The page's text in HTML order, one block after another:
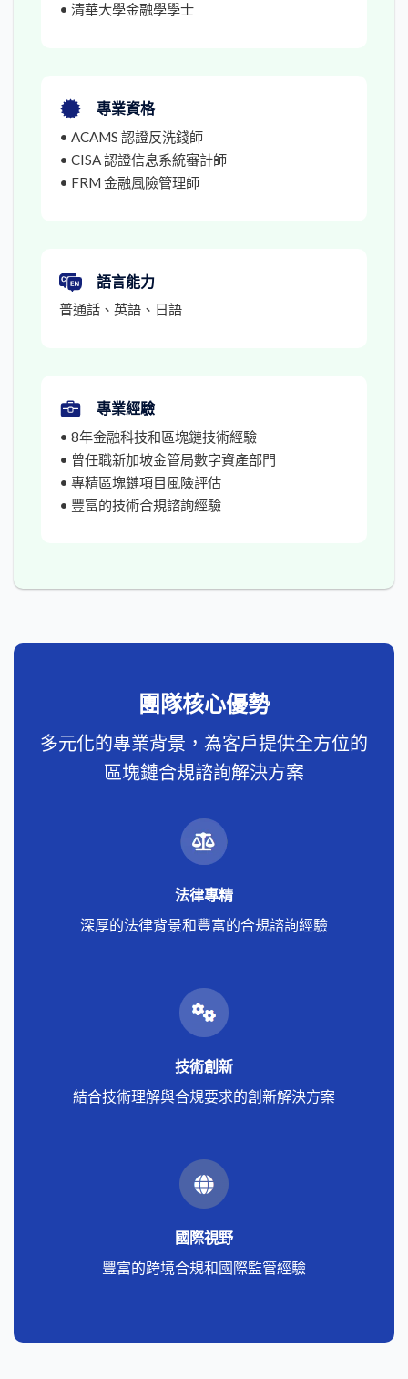
• 清華大學金融學學士
專業資格
• ACAMS 認證反洗錢師
• CISA 認證信息系統審計師
• FRM 金融風險管理師
語言能力
普通話、英語、日語
專業經驗
• 8年金融科技和區塊鏈技術經驗
• 曾任職新加坡金管局數字資產部門
• 專精區塊鏈項目風險評估
• 豐富的技術合規諮詢經驗
團隊核心優勢
多元化的專業背景，為客戶提供全方位的
區塊鏈合規諮詢解決方案
法律專精
深厚的法律背景和豐富的合規諮詢經驗
技術創新
結合技術理解與合規要求的創新解決方案
國際視野
豐富的跨境合規和國際監管經驗